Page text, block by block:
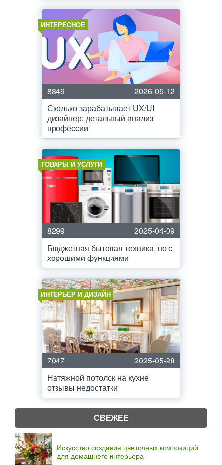
ИНТЕРЕСНОЕ
8849
2026-05-12
Сколько зарабатывает UX/UI
дизайнер: детальный анализ
профессии
ТОВАРЫ И УСЛУГИ
8299
2025-04-09
Бюджетная бытовая техника, но с
хорошими функциями
ИНТЕРЬЕР И ДИЗАЙН
7047
2025-05-28
Натяжной потолок на кухне
отзывы недостатки
СВЕЖЕЕ
Искусство создания цветочных композиций
для домашнего интерьера